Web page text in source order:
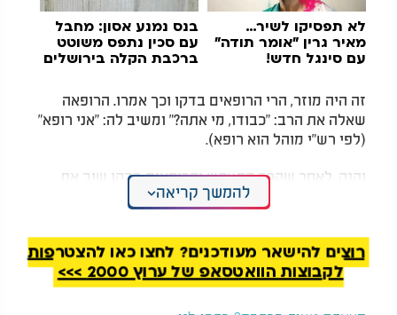
לא תפסיקו לשיר…
מאיר גרין "אומר תודה"
עם סינגל חדש!
בנס נמנע אסון: מחבל
עם סכין נתפס משוטט
ברכבת הקלה בירושלים
זה היה מוזר, הרי הרופאים בדקו וכך אמרו. הרופאה
שאלה את הרב: "כבודו, מי אתה?" ומשיב לה: "אני רופא"
(לפי רש"י מוהל הוא רופא).
והנה, לאחר שהרב התעקש והרופאים בדקו שוב את
המכונה, התברר להפתעת כולם כי הרב צדק והמכונה
אכן לא עבדה. מה גדול הוא הכוח של אמונת חכמים.
להמשך קריאה
רוצים להישאר מעודכנים? לחצו כאן להצטרפות
לקבוצות הוואטסאפ של ערוץ 2000 >>>